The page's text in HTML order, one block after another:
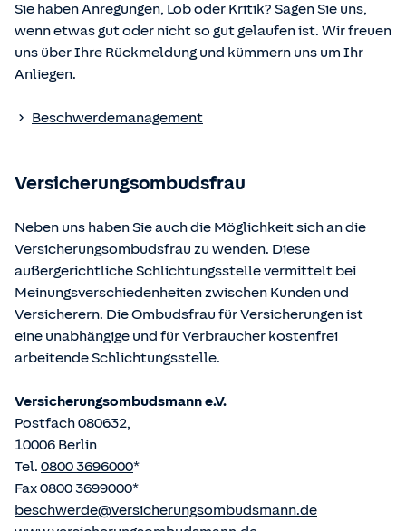
§ 48b Versicherungsaufsichtsgesetz (VAG)
Verordnung über die Versicherungsvermittlung und -
Die berufsrechtlichen Regelungen können über die vom
eingesehen und abgerufen werden.
Sie haben Anregungen, Lob oder Kritik? Sagen Sie uns,
wenn etwas gut oder nicht so gut gelaufen ist. Wir freuen
uns über Ihre Rückmeldung und kümmern uns um Ihr
Anliegen.
Beschwerdemanagement
Versicherungsombudsfrau
Neben uns haben Sie auch die Möglichkeit sich an die
Versicherungsombudsfrau zu wenden. Diese
außergerichtliche Schlichtungsstelle vermittelt bei
Meinungsverschiedenheiten zwischen Kunden und
Versicherern. Die Ombudsfrau für Versicherungen ist
eine unabhängige und für Verbraucher kostenfrei
arbeitende Schlichtungsstelle.
Versicherungsombudsmann e.V.
Postfach 080632,
10006 Berlin
Tel. 0800 3696000*
Fax 0800 3699000*
beschwerde@versicherungsombudsmann.de